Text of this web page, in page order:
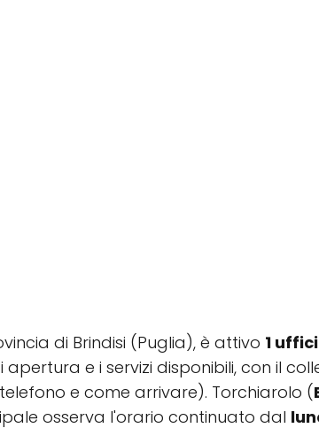
di Brindisi (Puglia), è attivo 1
apertura e i servizi disponibili, con il
e come arrivare). Torchiarolo (
osserva l'orario continuato dal